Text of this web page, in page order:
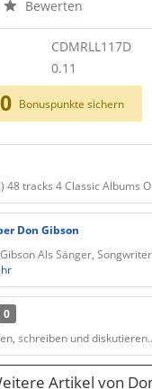
Bewerten
CDMRLL117D
0.11
Bonuspunkte sichern
48 tracks 4 Classic Albums
Don Gibson
Als Sänger,
0
schreiben und
Artikel von